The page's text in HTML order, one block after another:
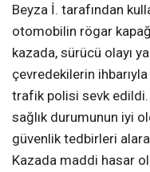
Beyza İ. tarafından
otomobilin rögar
kazada, sürücü olayı
çevredekilerin
trafik polisi sevk edildi.
sağlık durumunun iyi
güvenlik tedbirleri
Kazada maddi hasar